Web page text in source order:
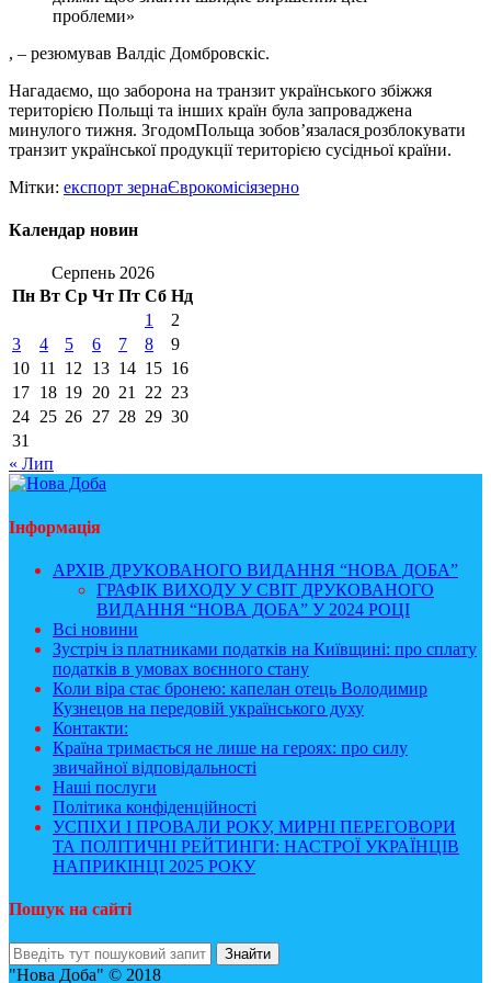
проблеми»
, – резюмував Валдіс Домбровскіс.
Нагадаємо, що заборона на транзит українського збіжжя
територією Польщі та інших країн була запроваджена
минулого тижня. ЗгодомПольща зобовʼязалася розблокувати
транзит української продукції територією сусідньої країни.
Мітки: експорт зернаЄврокомісіязерно
Календар новин
Серпень 2026
Пн Вт Ср Чт Пт Сб Нд
1
2
3
4 5 6 7 8
9
10 11 12 13 14 15 16
17 18 19 20 21 22 23
24 25 26 27 28 29 30
31
« Лип
Інформація
АРХІВ ДРУКОВАНОГО ВИДАННЯ “НОВА ДОБА”
ГРАФІК ВИХОДУ У СВІТ ДРУКОВАНОГО
ВИДАННЯ “НОВА ДОБА” У 2024 РОЦІ
Всі новини
Зустріч із платниками податків на Київщині: про сплату
податків в умовах воєнного стану
Коли віра стає бронею: капелан отець Володимир
Кузнецов на передовій українського духу
Контакти:
Країна тримається не лише на героях: про силу
звичайної відповідальності
Наші послуги
Політика конфіденційності
УСПІХИ І ПРОВАЛИ РОКУ, МИРНІ ПЕРЕГОВОРИ
ТА ПОЛІТИЧНІ РЕЙТИНГИ: НАСТРОЇ УКРАЇНЦІВ
НАПРИКІНЦІ 2025 РОКУ
Пошук на сайті
"Нова Доба" © 2018